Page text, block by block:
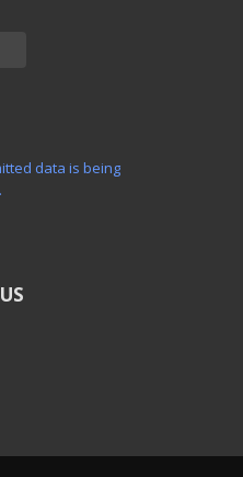
data is being